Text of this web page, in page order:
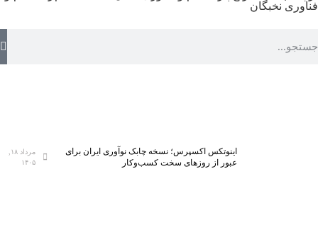
فناوری نخبگان
اینوتکس اکسپرس؛ نسخه چابک نوآوری ایران برای
عبور از روزهای سخت کسب‌وکار
۱۴۰۵